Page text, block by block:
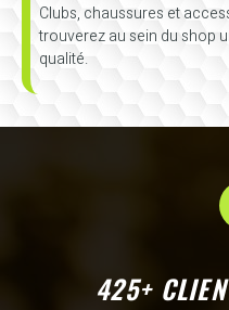
Clubs, chaussures et
trouverez au sein du shop
qualité.
425+